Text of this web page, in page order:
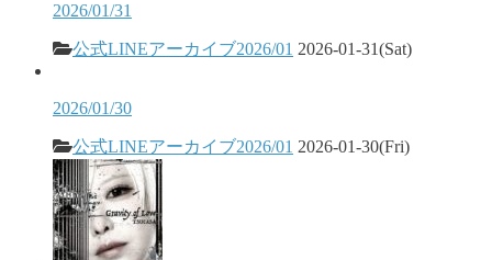
2026/01/31
公式LINEアーカイブ2026/01 2026-01-31(Sat)
2026/01/30
公式LINEアーカイブ2026/01 2026-01-30(Fri)